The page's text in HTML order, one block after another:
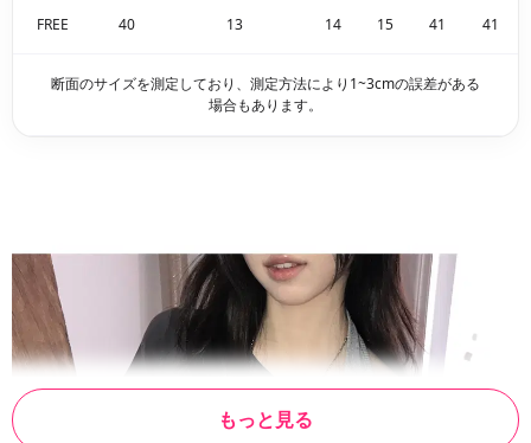
もっと見る
FREE 40 13 14 15 41 41
断面のサイズを測定しており、測定方法により1~3cmの誤差がある
場合もあります。